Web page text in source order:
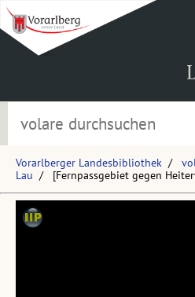
Vorarlberger Landesbibliothek
Lau
[Fernpassgebiet gegen